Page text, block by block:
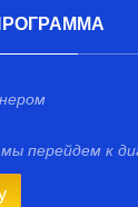
перейдем к